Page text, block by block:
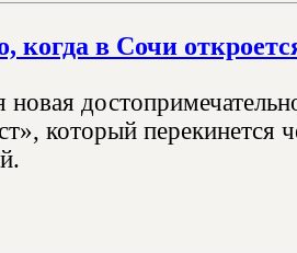
когда в Сочи
который перекинется